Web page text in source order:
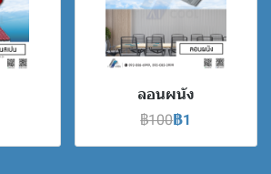
ลอนผนัง
฿100฿1